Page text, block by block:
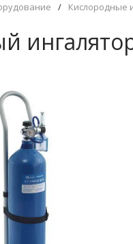
/ Кислородные